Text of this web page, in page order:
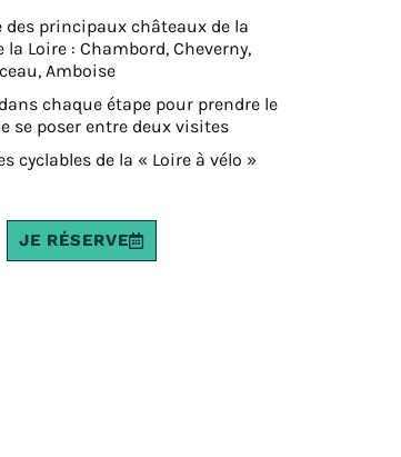
des principaux châteaux de la
la Loire : Chambord, Cheverny,
Amboise
chaque étape pour prendre le
se poser entre deux visites
cyclables de la « Loire à vélo »
JE RÉSERVE